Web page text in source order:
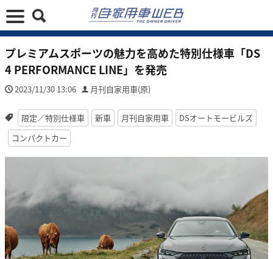
プレミアムスポーツの魅力を高めた特別仕様車「DS
4 PERFORMANCE LINE」を発売
2023/11/30 13:06 月刊自家用車(原)
限定／特別仕様車 新車 月刊自家用車
DSオートモービルズ
コンパクトカー